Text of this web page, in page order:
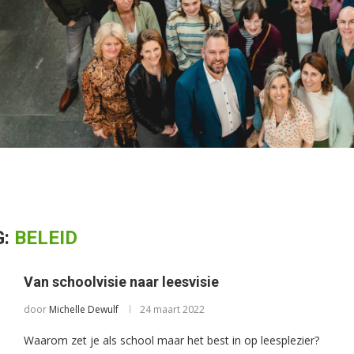
BELEID
Van schoolvisie naar leesvisie
door Michelle Dewulf 24 maart 2022
Waarom zet je als school maar het best in op leesplezier?